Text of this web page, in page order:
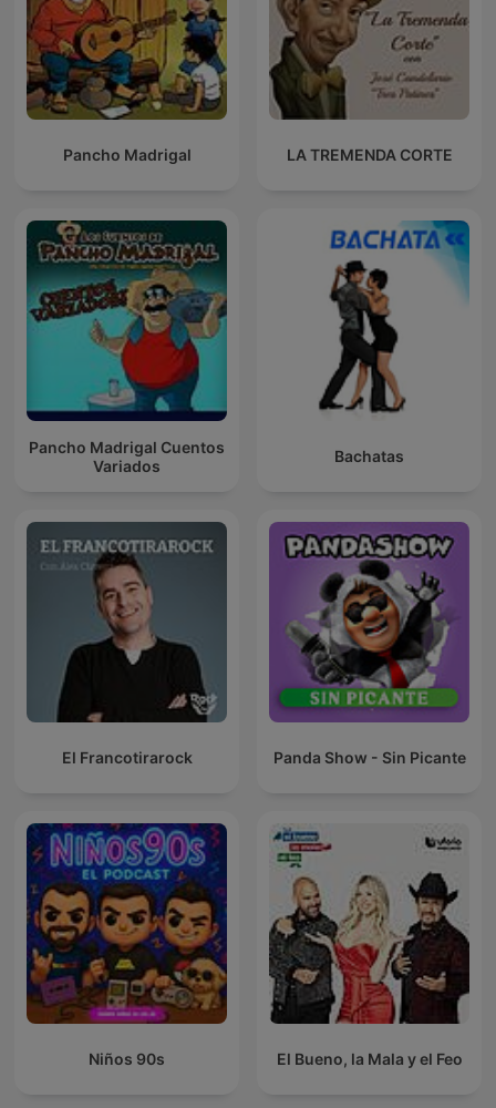
Pancho Madrigal LA TREMENDA CORTE
Pancho Madrigal Cuentos
Variados
Bachatas
El Francotirarock Panda Show - Sin Picante
Niños 90s El Bueno, la Mala y el Feo